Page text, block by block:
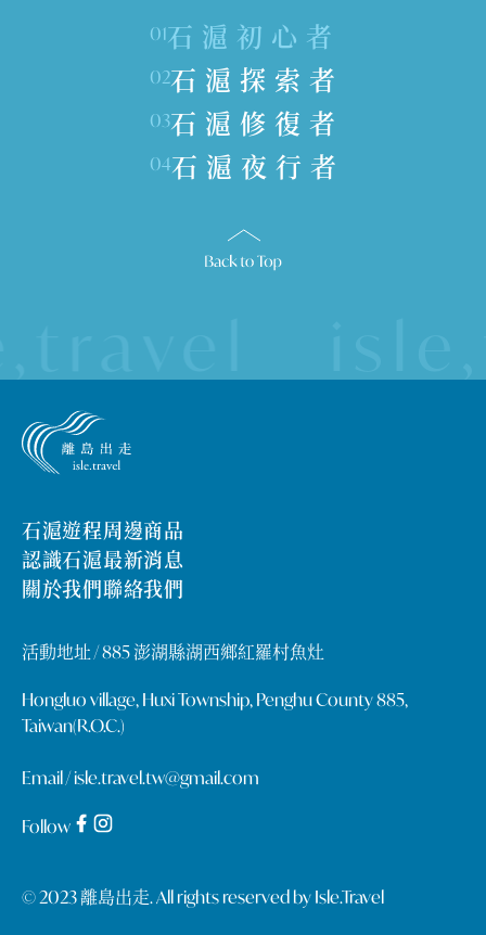
01石滬初心者
02石滬探索者
03石滬修復者
04石滬夜行者
石滬遊程周邊商品
認識石滬最新消息
關於我們聯絡我們
活動地址 /885 澎湖縣湖西鄉紅羅村魚灶
Hongluo village, Huxi Township, Penghu County 885,
Taiwan(R.O.C.)
Email /isle.travel.tw@gmail.com
Follow
© 2023 離島出走. All rights reserved by Isle.Travel